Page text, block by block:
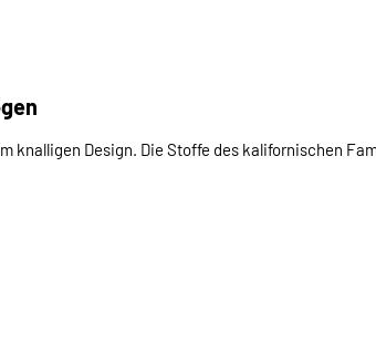
knalligen Design. Die Stoffe des kalifornischen